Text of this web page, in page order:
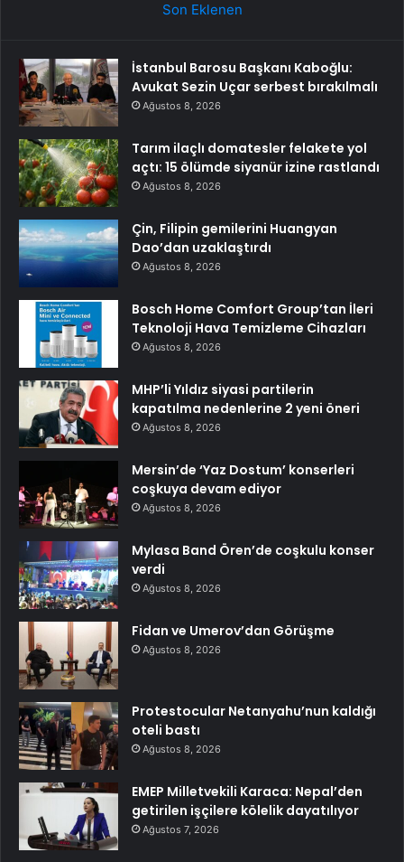
Son Eklenen
İstanbul Barosu Başkanı Kaboğlu:
Avukat Sezin Uçar serbest bırakılmalı
Ağustos 8, 2026
Tarım ilaçlı domatesler felakete yol
açtı: 15 ölümde siyanür izine rastlandı
Ağustos 8, 2026
Çin, Filipin gemilerini Huangyan
Dao’dan uzaklaştırdı
Ağustos 8, 2026
Bosch Home Comfort Group’tan İleri
Teknoloji Hava Temizleme Cihazları
Ağustos 8, 2026
MHP’li Yıldız siyasi partilerin
kapatılma nedenlerine 2 yeni öneri
Ağustos 8, 2026
Mersin’de ‘Yaz Dostum’ konserleri
coşkuya devam ediyor
Ağustos 8, 2026
Mylasa Band Ören’de coşkulu konser
verdi
Ağustos 8, 2026
Fidan ve Umerov’dan Görüşme
Ağustos 8, 2026
Protestocular Netanyahu’nun kaldığı
oteli bastı
Ağustos 8, 2026
EMEP Milletvekili Karaca: Nepal’den
getirilen işçilere kölelik dayatılıyor
Ağustos 7, 2026